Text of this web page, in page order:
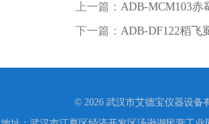
上一篇： ADB-MCM103赤
下一篇： ADB-DF122稻飞
© 2026 武汉市艾德宝仪器设备